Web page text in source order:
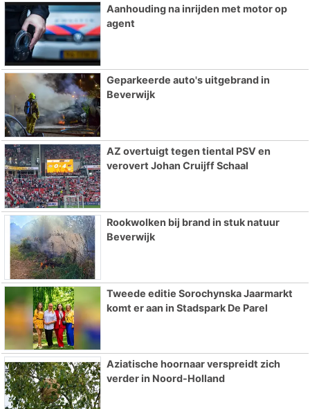
Aanhouding na inrijden met motor op
agent
Geparkeerde auto's uitgebrand in
Beverwijk
AZ overtuigt tegen tiental PSV en
verovert Johan Cruijff Schaal
Rookwolken bij brand in stuk natuur
Beverwijk
Tweede editie Sorochynska Jaarmarkt
komt er aan in Stadspark De Parel
Aziatische hoornaar verspreidt zich
verder in Noord-Holland